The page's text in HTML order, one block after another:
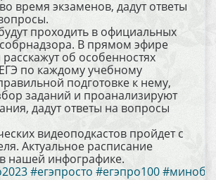
время экзаменов, дадут ответы
проходить в официальных
В прямом эфире
об особенностях
по каждому учебному
подготовке к нему,
заданий и проанализируют
дадут ответы на вопросы
видеоподкастов пройдет с
Актуальное расписание
нашей инфографике.
#егэпросто #егэпро100